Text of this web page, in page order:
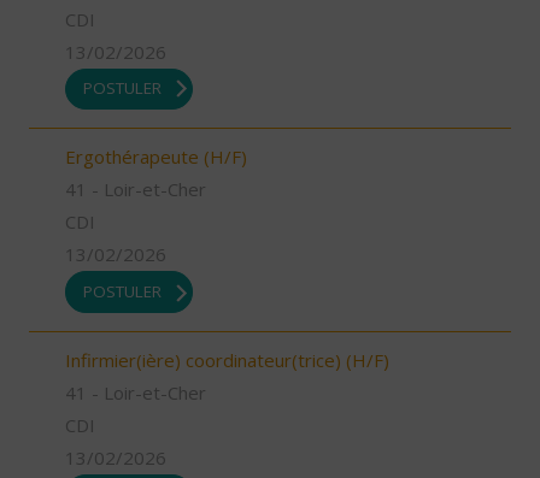
CDI
13/02/2026
POSTULER
Ergothérapeute (H/F)
41 - Loir-et-Cher
CDI
13/02/2026
POSTULER
Infirmier(ière) coordinateur(trice) (H/F)
41 - Loir-et-Cher
CDI
13/02/2026